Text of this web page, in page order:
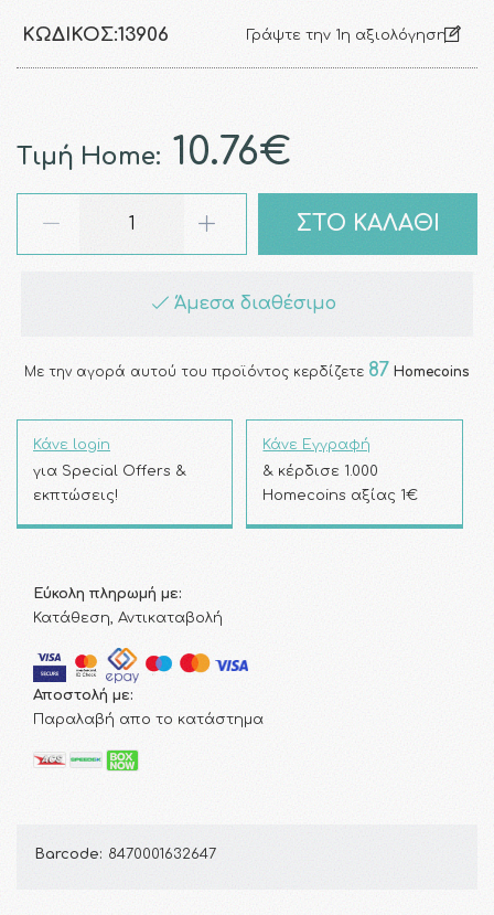
ΚΩΔΙΚΌΣ:13906 Γράψτε την 1η αξιολόγηση
Τιμή Home: 10.76€
ΣΤΟ ΚΑΛΑΘΙ
Άμεσα διαθέσιμο
Με την αγορά αυτού του προϊόντος κερδίζετε 87 Homecoins
Κάνε login
για Special Offers &
εκπτώσεις!
Κάνε Εγγραφή
& κέρδισε 1.000
Homecoins αξίας 1€
Εύκολη πληρωμή με:
Κατάθεση, Αντικαταβολή
Αποστολή με:
Παραλαβή απο το κατάστημα
Barcode: 8470001632647